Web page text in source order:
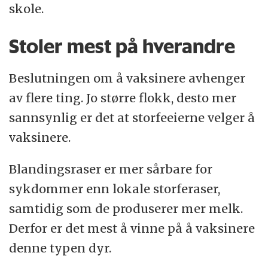
skole.
Stoler mest på hverandre
Beslutningen om å vaksinere avhenger
av flere ting. Jo større flokk, desto mer
sannsynlig er det at storfeeierne velger å
vaksinere.
Blandingsraser er mer sårbare for
sykdommer enn lokale storferaser,
samtidig som de produserer mer melk.
Derfor er det mest å vinne på å vaksinere
denne typen dyr.